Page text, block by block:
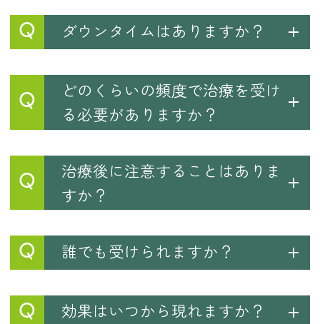
Q ダウンタイムはありますか？
Q
どのくらいの頻度で治療を受け
る必要がありますか？
Q
治療後に注意することはありま
すか？
Q 誰でも受けられますか？
Q 効果はいつから現れますか？